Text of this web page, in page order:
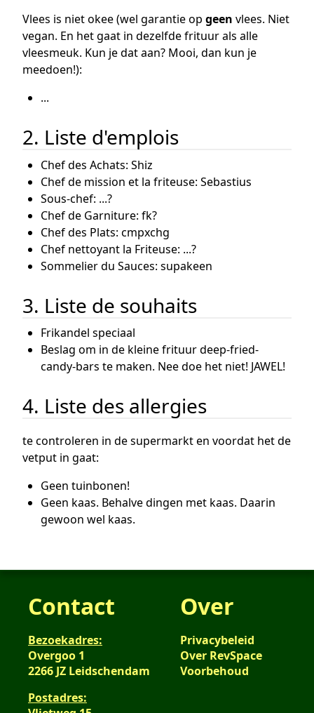
Vlees is niet okee (wel garantie op geen vlees. Niet
vegan. En het gaat in dezelfde frituur als alle
vleesmeuk. Kun je dat aan? Mooi, dan kun je
meedoen!):
...
2. Liste d'emplois
Chef des Achats: Shiz
Chef de mission et la friteuse: Sebastius
Sous-chef: ...?
Chef de Garniture: fk?
Chef des Plats: cmpxchg
Chef nettoyant la Friteuse: ...?
Sommelier du Sauces: supakeen
3. Liste de souhaits
Frikandel speciaal
Beslag om in de kleine frituur deep-fried-
candy-bars te maken. Nee doe het niet! JAWEL!
4. Liste des allergies
te controleren in de supermarkt en voordat het de
vetput in gaat:
Geen tuinbonen!
Geen kaas. Behalve dingen met kaas. Daarin
gewoon wel kaas.
Contact
Bezoekadres:
Overgoo 1
2266 JZ Leidschendam
Postadres:
Over
Privacybeleid
Over RevSpace
Voorbehoud